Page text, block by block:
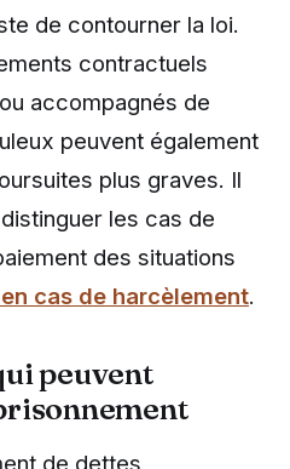
de contourner la loi.
contractuels
accompagnés de
peuvent également
plus graves. Il
les cas de
des situations
cas de harcèlement.
peuvent
de dettes